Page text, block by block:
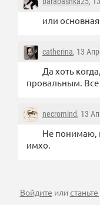
или
catherina, 13
Да хоть
провальным.
necromind, 13
Не понимаю,
имхо.
Войдите или